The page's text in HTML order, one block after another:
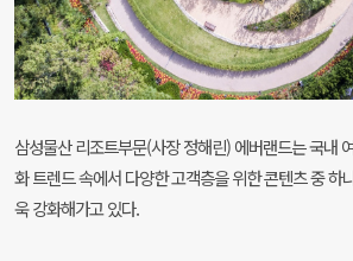
삼성물산 리조트부문(사장 정해린) 에버랜드는 국내
화 트렌드 속에서 다양한 고객층을 위한 콘텐츠 중
욱 강화해가고 있다.